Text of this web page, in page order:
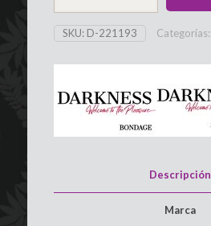
hueso,
DARKNESS
cantidad
SKU: D-221193 Categorías:
Descripción
Marca